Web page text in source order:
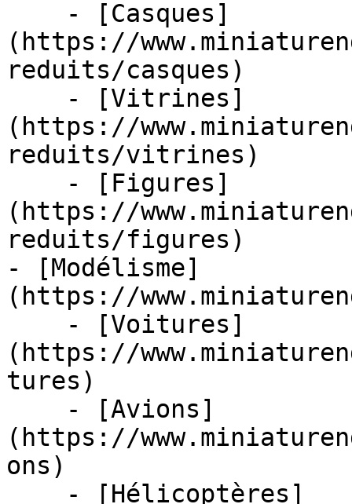
(https://
reduits/casques)
(https://
reduits/vitrines)
(https://
reduits/figures)
- [Modélisme]
(https://
(https://
tures)
(https://
ons)